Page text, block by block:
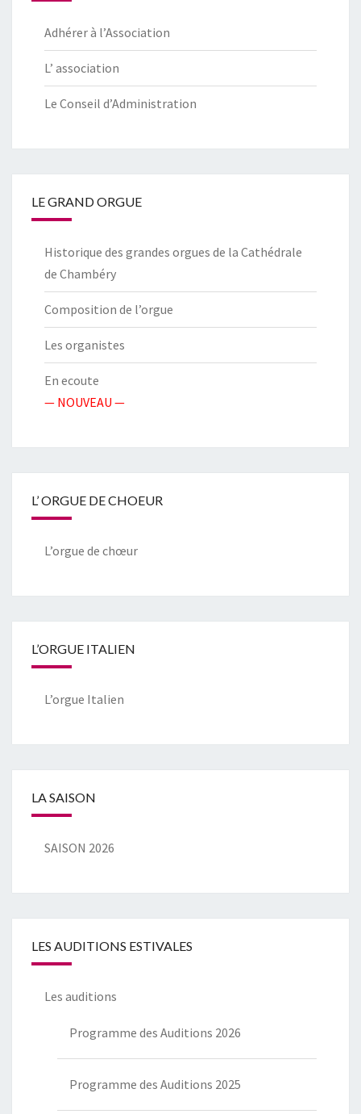
Adhérer à l’Association
L’ association
Le Conseil d’Administration
LE GRAND ORGUE
Historique des grandes orgues de la Cathédrale
de Chambéry
Composition de l’orgue
Les organistes
En ecoute
— NOUVEAU —
L’ ORGUE DE CHOEUR
L’orgue de chœur
L’ORGUE ITALIEN
L’orgue Italien
LA SAISON
SAISON 2026
LES AUDITIONS ESTIVALES
Les auditions
Programme des Auditions 2026
Programme des Auditions 2025